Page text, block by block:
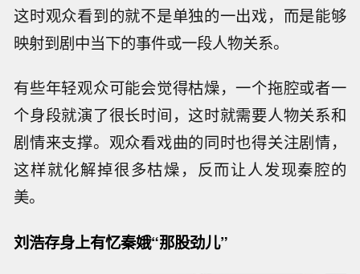
这时观众看到的就不是单独的一出戏，而是能够
映射到剧中当下的事件或一段人物关系。
有些年轻观众可能会觉得枯燥，一个拖腔或者一
个身段就演了很长时间，这时就需要人物关系和
剧情来支撑。观众看戏曲的同时也得关注剧情，
这样就化解掉很多枯燥，反而让人发现秦腔的
美。
刘浩存身上有忆秦娥“那股劲儿”